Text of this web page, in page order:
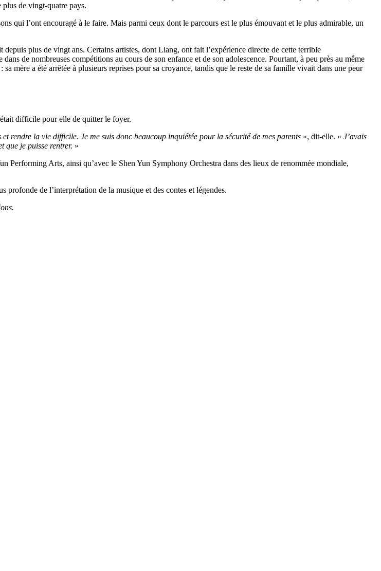
plus de vingt-quatre pays.
qui l’ont encouragé à le faire. Mais parmi ceux dont le parcours est le plus émouvant et le plus admirable, un
depuis plus de vingt ans. Certains artistes, dont Liang, ont fait l’expérience directe de cette terrible
dans de nombreuses compétitions au cours de son enfance et de son adolescence. Pourtant, à peu près au même
mère a été arrêtée à plusieurs reprises pour sa croyance, tandis que le reste de sa famille vivait dans une peur
difficile pour elle de quitter le foyer.
rendre la vie difficile. Je me suis donc beaucoup inquiétée pour la sécurité de mes parents », dit-elle. « J’avais
que je puisse rentrer. »
Performing Arts, ainsi qu’avec le Shen Yun Symphony Orchestra dans des lieux de renommée mondiale,
de l’interprétation de la musique et des contes et légendes.